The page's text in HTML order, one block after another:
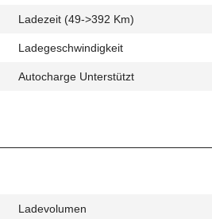
Ladezeit (49->392 Km)
Ladegeschwindigkeit
Autocharge Unterstützt
Ladevolumen